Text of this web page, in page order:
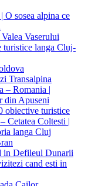
O sosea alpina ce
Vaserului
turistice langa Cluj-
Transalpina
– Romania |
din Apuseni
obiective turistice
Cetatea Coltesti |
langa Cluj
in Defileul Dunarii
cand esti in